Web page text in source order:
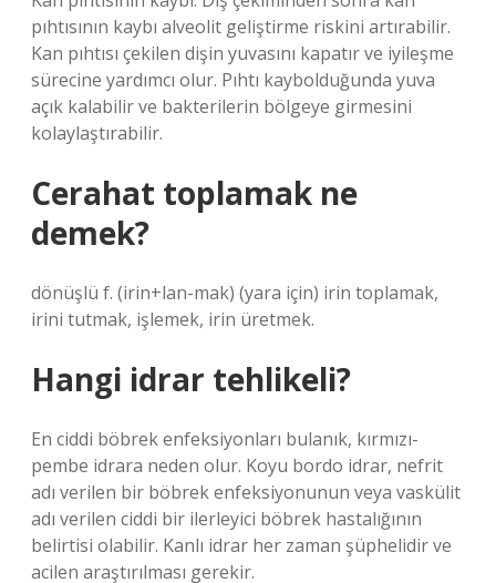
pıhtısının kaybı alveolit ​​geliştirme riskini artırabilir.
Kan pıhtısı çekilen dişin yuvasını kapatır ve iyileşme
sürecine yardımcı olur. Pıhtı kaybolduğunda yuva
açık kalabilir ve bakterilerin bölgeye girmesini
kolaylaştırabilir.
Cerahat toplamak ne
demek?
dönüşlü f. (irin+lan-mak) (yara için) irin toplamak,
irini tutmak, işlemek, irin üretmek.
Hangi idrar tehlikeli?
En ciddi böbrek enfeksiyonları bulanık, kırmızı-
pembe idrara neden olur. Koyu bordo idrar, nefrit
adı verilen bir böbrek enfeksiyonunun veya vaskülit
adı verilen ciddi bir ilerleyici böbrek hastalığının
belirtisi olabilir. Kanlı idrar her zaman şüphelidir ve
acilen araştırılması gerekir.